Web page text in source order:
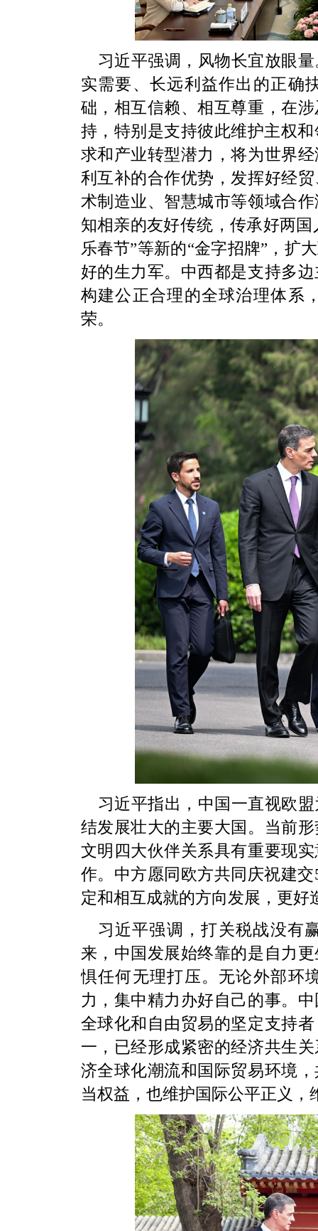
习近平强调，风物长宜放眼
实需要、长远利益作出的正确
础，相互信赖、相互尊重，在
持，特别是支持彼此维护主权
求和产业转型潜力，将为世界
利互补的合作优势，发挥好经
术制造业、智慧城市等领域合
知相亲的友好传统，传承好两
乐春节”等新的“金字招牌”，扩
好的生力军。中西都是支持多
构建公正合理的全球治理体系
荣。
习近平指出，中国一直视欧
结发展壮大的主要大国。当前
文明四大伙伴关系具有重要现
作。中方愿同欧方共同庆祝建
定和相互成就的方向发展，更好
习近平强调，打关税战没有
来，中国发展始终靠的是自力
惧任何无理打压。无论外部环
力，集中精力办好自己的事。
全球化和自由贸易的坚定支持
一，已经形成紧密的经济共生
济全球化潮流和国际贸易环境
当权益，也维护国际公平正义，